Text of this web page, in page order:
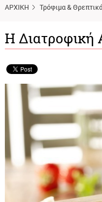
ΑΡΧΙΚΗ Τρόφιμα &
Η Διατροφική